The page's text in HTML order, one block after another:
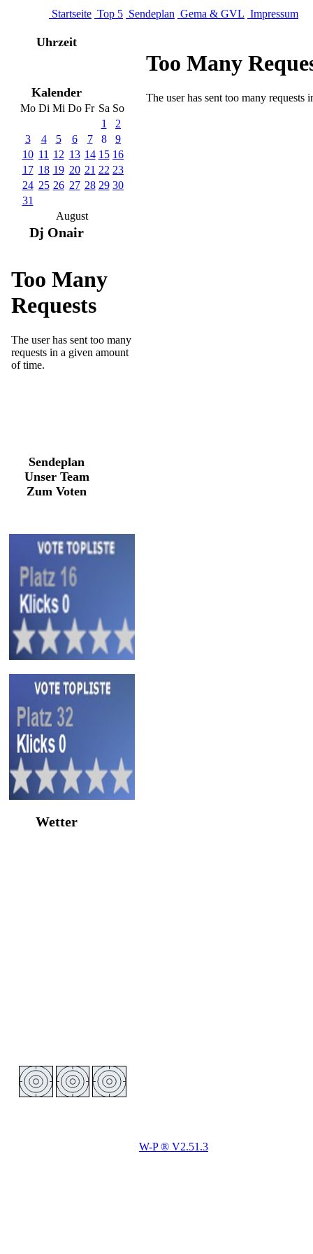
Startseite Top 5 Sendeplan Gema & GVL Impressum
Uhrzeit
Kalender
Mo Di Mi Do Fr Sa So
1
2
3
4 5 6 7 8
9
10 11 12 13 14 15 16
17 18 19 20 21 22 23
24 25 26 27 28 29 30
31
August
Dj Onair
Sendeplan
Unser Team
Zum Voten
Wetter
W-P ® V2.51.3